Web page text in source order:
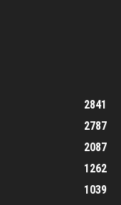
2841
2787
2087
1262
1039